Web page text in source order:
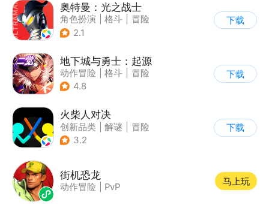
奥特曼：光之战士
角色扮演 格斗
冒险
| 童年
2.1
下载
地下城与勇士：起源
动作冒险 格斗
冒险
| 地下城与勇士
4.8
下载
火柴人对决
创新品类 解谜
冒险
| 挑战破纪录
3.2
下载
街机恐龙
动作冒险 PvP
马上玩